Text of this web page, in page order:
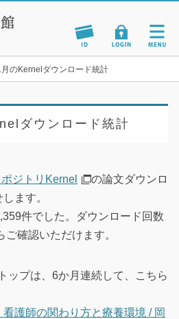
のKernelダウンロード統計
ダウンロード統計
ジトリKernel
の論文ダウンロ
ます。
件でした。ダウンロード回数
ご確認いただけます。
ップは、6か月連続して、こちら
護師の関わり方と療養環境 / 岡